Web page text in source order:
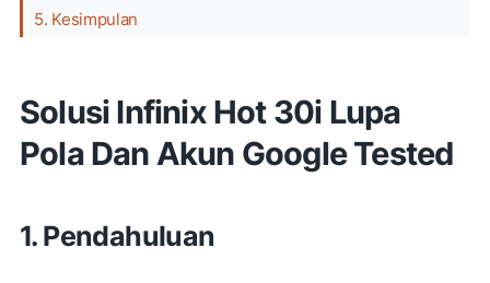
5. Kesimpulan
Solusi Infinix Hot 30i Lupa
Pola Dan Akun Google Tested
1. Pendahuluan